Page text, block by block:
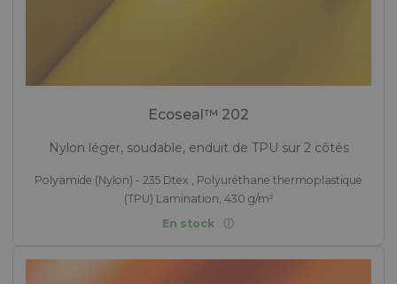
Ecoseal™ 202
Nylon léger, soudable, enduit de TPU sur 2 côtés
Polyamide (Nylon) - 235 Dtex , Polyuréthane thermoplastique
(TPU) Lamination, 430 g/m²
En stock